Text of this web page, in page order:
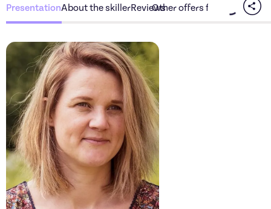
PresentationAbout the skillerReviewsOther offers from the skiller